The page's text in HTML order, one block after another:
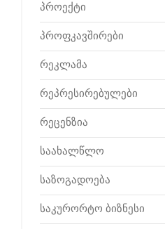
პროექტი
პროფკავშირები
რეკლამა
რეპრესირებულები
რეცენზია
საახალწლო
საზოგადოება
საკურორტო ბიზნესი